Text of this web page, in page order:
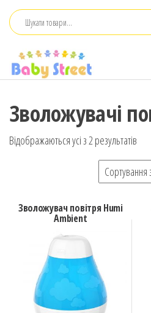
Перейти
–
та
іграшки,
одяг
Зволожувачі
Відображаються усі з 2 результатів
Зволожувач повітря Humi
Ambient